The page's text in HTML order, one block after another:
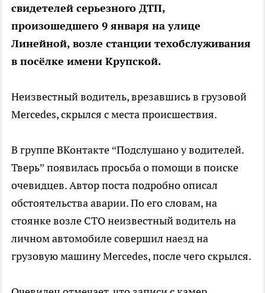
свидетелей серьезного ДТП,
произошедшего 9 января на улице
Линейной, возле станции техобслуживания
в посёлке имени Крупской.
Неизвестный водитель, врезавшись в грузовой
Mercedes, скрылся с места происшествия.
В группе ВКонтакте “Подслушано у водителей.
Тверь” появилась просьба о помощи в поиске
очевидцев. Автор поста подробно описал
обстоятельства аварии. По его словам, на
стоянке возле СТО неизвестный водитель на
личном автомобиле совершил наезд на
грузовую машину Mercedes, после чего скрылся.